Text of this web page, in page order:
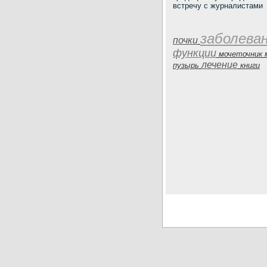
встречу с журналистами
почки
функции мочеточник
пузырь лечение книги